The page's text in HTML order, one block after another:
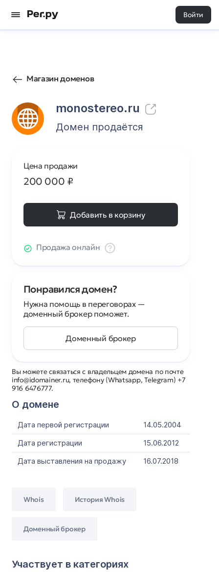
Войти
Магазин доменов
monostereo.ru
54 0
Домен продаётся
Вы можете связаться с владельцем домена по почте
info@idomainer.ru, телефону (Whatsapp, Telegram) +7
916 6476777.
О домене
Дата первой регистрации
14.05.2004
Дата регистрации
15.06.2012
Дата выставления на продажу
16.07.2018
Whois История Whois
Доменный брокер
Участвует в категориях
Цена продажи
200 000 ₽
Добавить в корзину
Продажа онлайн
Понравился домен?
Нужна помощь в переговорах —
доменный брокер поможет.
Доменный брокер